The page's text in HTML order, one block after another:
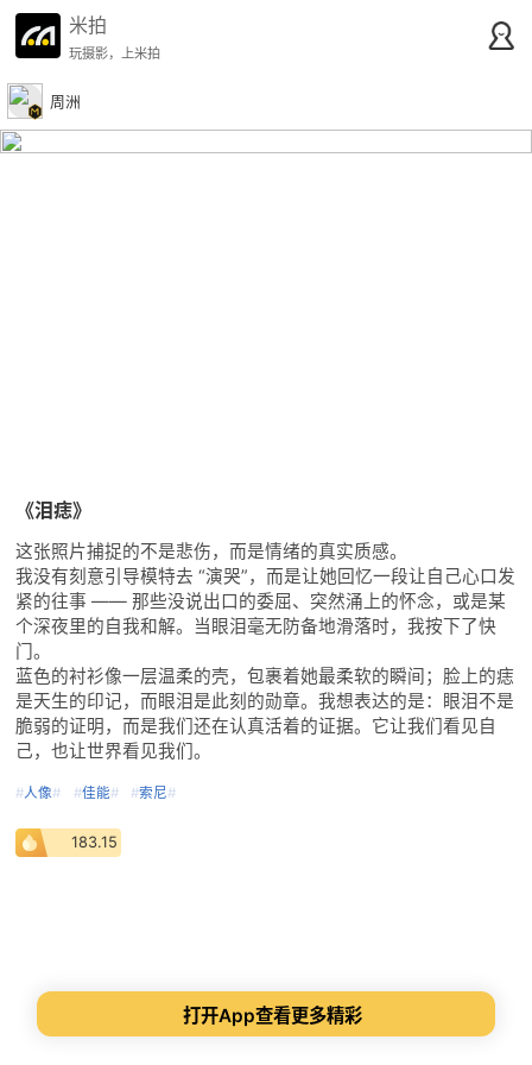
米拍
玩摄影，上米拍
周洲
《泪痣》
这张照片捕捉的不是悲伤，而是情绪的真实质感。
我没有刻意引导模特去 “演哭”，而是让她回忆一段让自己心口发
紧的往事 —— 那些没说出口的委屈、突然涌上的怀念，或是某
个深夜里的自我和解。当眼泪毫无防备地滑落时，我按下了快
门。
蓝色的衬衫像一层温柔的壳，包裹着她最柔软的瞬间；脸上的痣
是天生的印记，而眼泪是此刻的勋章。我想表达的是：眼泪不是
脆弱的证明，而是我们还在认真活着的证据。它让我们看见自
己，也让世界看见我们。
#人像# #佳能# #索尼#
183.15
打开App查看更多精彩